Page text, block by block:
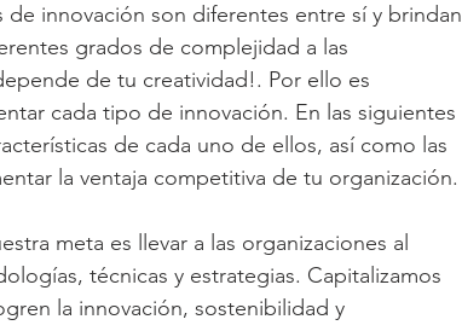
innovación son diferentes entre sí y brindan
grados de complejidad a las
de tu creatividad!. Por ello es
cada tipo de innovación. En las siguientes
de cada uno de ellos, así como las
la ventaja competitiva de tu organización.
meta es llevar a las organizaciones al
técnicas y estrategias. Capitalizamos
la innovación, sostenibilidad y